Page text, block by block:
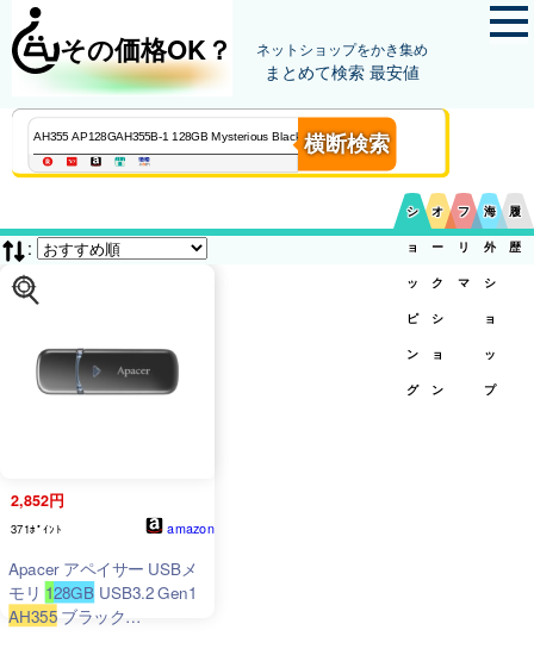
その価格OK？ ネットショップをかき集め
まとめて検索 最安値
横断検索
シ
ョ
ッ
ピ
ン
グ
オ
ー
ク
シ
ョ
ン
フ
リ
マ
海
外
シ
ョ
ッ
プ
履
歴
:
2,852円
371ﾎﾟｲﾝﾄ amazon
Apacer アペイサー USBメ
モリ 128GB USB3.2 Gen1
AH355ブラック